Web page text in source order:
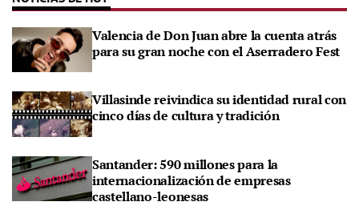
Valencia de Don Juan abre la cuenta atrás
para su gran noche con el Aserradero Fest
Villasinde reivindica su identidad rural con
cinco días de cultura y tradición
Santander: 590 millones para la
internacionalización de empresas
castellano-leonesas